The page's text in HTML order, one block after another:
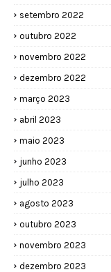
setembro 2022
outubro 2022
novembro 2022
dezembro 2022
março 2023
abril 2023
maio 2023
junho 2023
julho 2023
agosto 2023
outubro 2023
novembro 2023
dezembro 2023